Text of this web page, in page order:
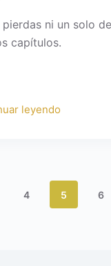
ni un solo
capítulos.
leyendo
4 5 6